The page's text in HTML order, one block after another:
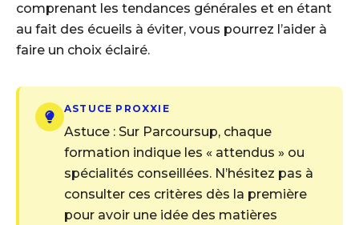
comprenant les tendances générales et en étant
au fait des écueils à éviter, vous pourrez l’aider à
faire un choix éclairé.
ASTUCE PROXXIE
Astuce : Sur Parcoursup, chaque
formation indique les « attendus » ou
spécialités conseillées. N’hésitez pas à
consulter ces critères dès la première
pour avoir une idée des matières